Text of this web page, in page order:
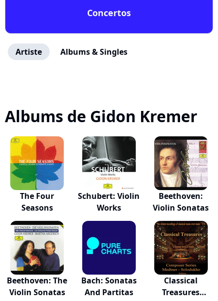
Concertos
Artiste Albums & Singles
Albums de Gidon Kremer
The Four
Seasons
Schubert: Violin
Works
Beethoven:
Violin Sonatas
Beethoven: The
Violin Sonatas
Bach: Sonatas
And Partitas
Classical
Treasures